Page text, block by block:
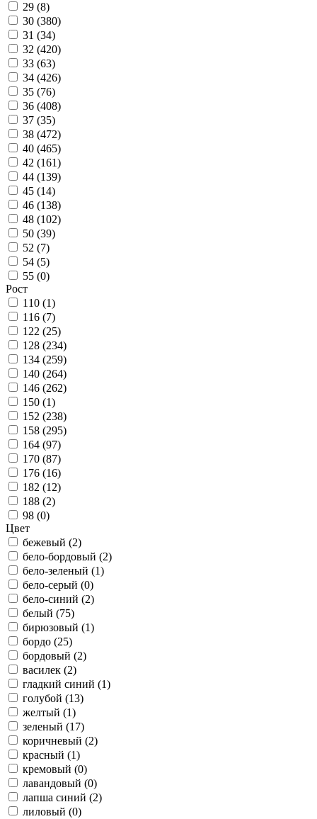
29 (8)
30 (380)
31 (34)
32 (420)
33 (63)
34 (426)
35 (76)
36 (408)
37 (35)
38 (472)
40 (465)
42 (161)
44 (139)
45 (14)
46 (138)
48 (102)
50 (39)
52 (7)
54 (5)
55 (0)
Рост
110 (1)
116 (7)
122 (25)
128 (234)
134 (259)
140 (264)
146 (262)
150 (1)
152 (238)
158 (295)
164 (97)
170 (87)
176 (16)
182 (12)
188 (2)
98 (0)
Цвет
бежевый (2)
бело-бордовый (2)
бело-зеленый (1)
бело-серый (0)
бело-синий (2)
белый (75)
бирюзовый (1)
бордо (25)
бордовый (2)
василек (2)
гладкий синий (1)
голубой (13)
желтый (1)
зеленый (17)
коричневый (2)
красный (1)
кремовый (0)
лавандовый (0)
лапша синий (2)
лиловый (0)